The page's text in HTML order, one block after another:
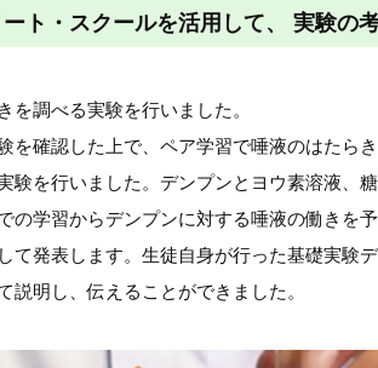
ート・スクールを活用して、 実験の
を調べる実験を行いました。
を確認した上で、ペア学習で唾液のはたら
験を行いました。デンプンとヨウ素溶液、
の学習からデンプンに対する唾液の働きを
て発表します。生徒自身が行った基礎実験
説明し、伝えることができました。